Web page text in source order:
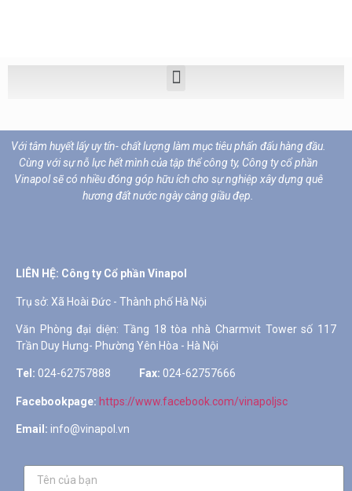
Với tâm huyết lấy uy tín- chất lượng làm mục tiêu phấn đấu hàng đầu.
Cùng với sự nỗ lực hết mình của tập thể công ty, Công ty cổ phần
Vinapol sẽ có nhiều đóng góp hữu ích cho sự nghiệp xây dựng quê
hương đất nước ngày càng giầu đẹp.
LIÊN HỆ: Công ty Cổ phần Vinapol
Tel: 024-62757888 Fax: 024-62757666
Facebookpage: https://www.facebook.com/vinapoljsc
Email: info@vinapol.vn